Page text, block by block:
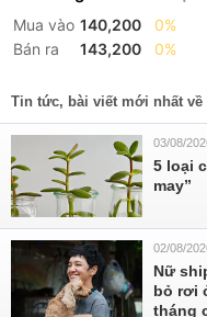
Mua vào 140,200
0%
Bán ra
143,200 0%
Tin tức, bài viết mới nhất về
03/08/
5 loại
may”
02/08/
Nữ
bỏ rơi
tháng